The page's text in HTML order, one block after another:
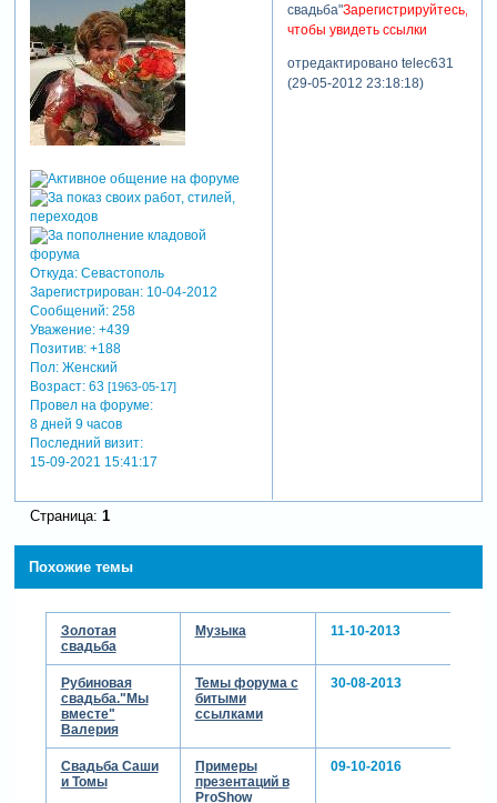
Откуда:Севастополь
Зарегистрирован: 10-04-2012
Сообщений:258
Уважение: +439
Позитив: +188
Пол:Женский
Возраст:63 [1963-05-17]
Провел на форуме:
8 дней 9 часов
Последний визит:
15-09-2021 15:41:17
свадьба"Зарегистрируйтесь,
чтобы увидеть ссылки
отредактировано telec631
(29-05-2012 23:18:18)
Страница: 1
Похожие темы
Золотая
свадьба
Музыка 11-10-2013
Рубиновая
свадьба."Мы
вместе"
Валерия
Темы форума с
битыми
ссылками
30-08-2013
Свадьба Саши
и Томы
Примеры
презентаций в
ProShow
09-10-2016